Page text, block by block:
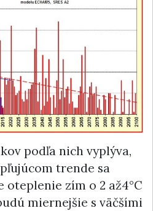
podľa nich vyplýva,
trende sa
zím o 2 až4°C
miernejšie s väčšími